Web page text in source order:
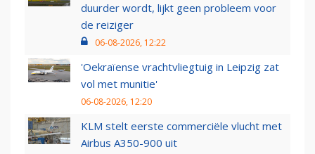
duurder wordt, lijkt geen probleem voor
de reiziger
06-08-2026, 12:22
'Oekraïense vrachtvliegtuig in Leipzig zat
vol met munitie'
06-08-2026, 12:20
KLM stelt eerste commerciële vlucht met
Airbus A350-900 uit